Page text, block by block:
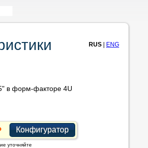
RUS ENG
в форм-факторе 4U
Конфигуратор
уточняйте